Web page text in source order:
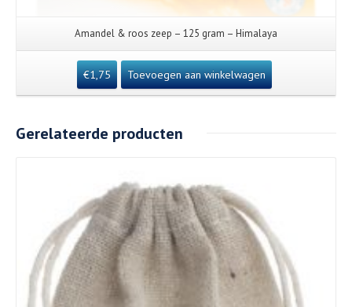
Amandel & roos zeep – 125 gram – Himalaya
€1,75 Toevoegen aan winkelwagen
Gerelateerde producten